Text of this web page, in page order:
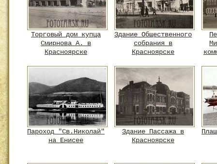
Торговый дом купца
Смирнова А. в
Красноярске
Здание Общественного
собрания в
Красноярске
Пароход "Св.Николай"
на Енисее
Здание Пассажа в
Красноярске